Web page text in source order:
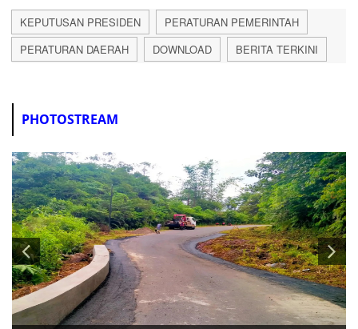
KEPUTUSAN PRESIDEN
PERATURAN PEMERINTAH
PERATURAN DAERAH
DOWNLOAD BERITA TERKINI
PHOTOSTREAM